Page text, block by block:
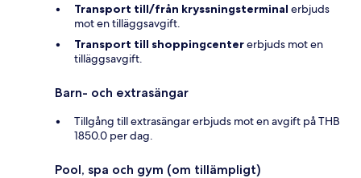
Transport till/från kryssningsterminal erbjuds
mot en tilläggsavgift.
Transport till shoppingcentererbjuds mot en
tilläggsavgift.
Barn- och extrasängar
Tillgång till extrasängar erbjuds mot en avgift på THB
1850.0 per dag.
Pool, spa och gym (om tillämpligt)